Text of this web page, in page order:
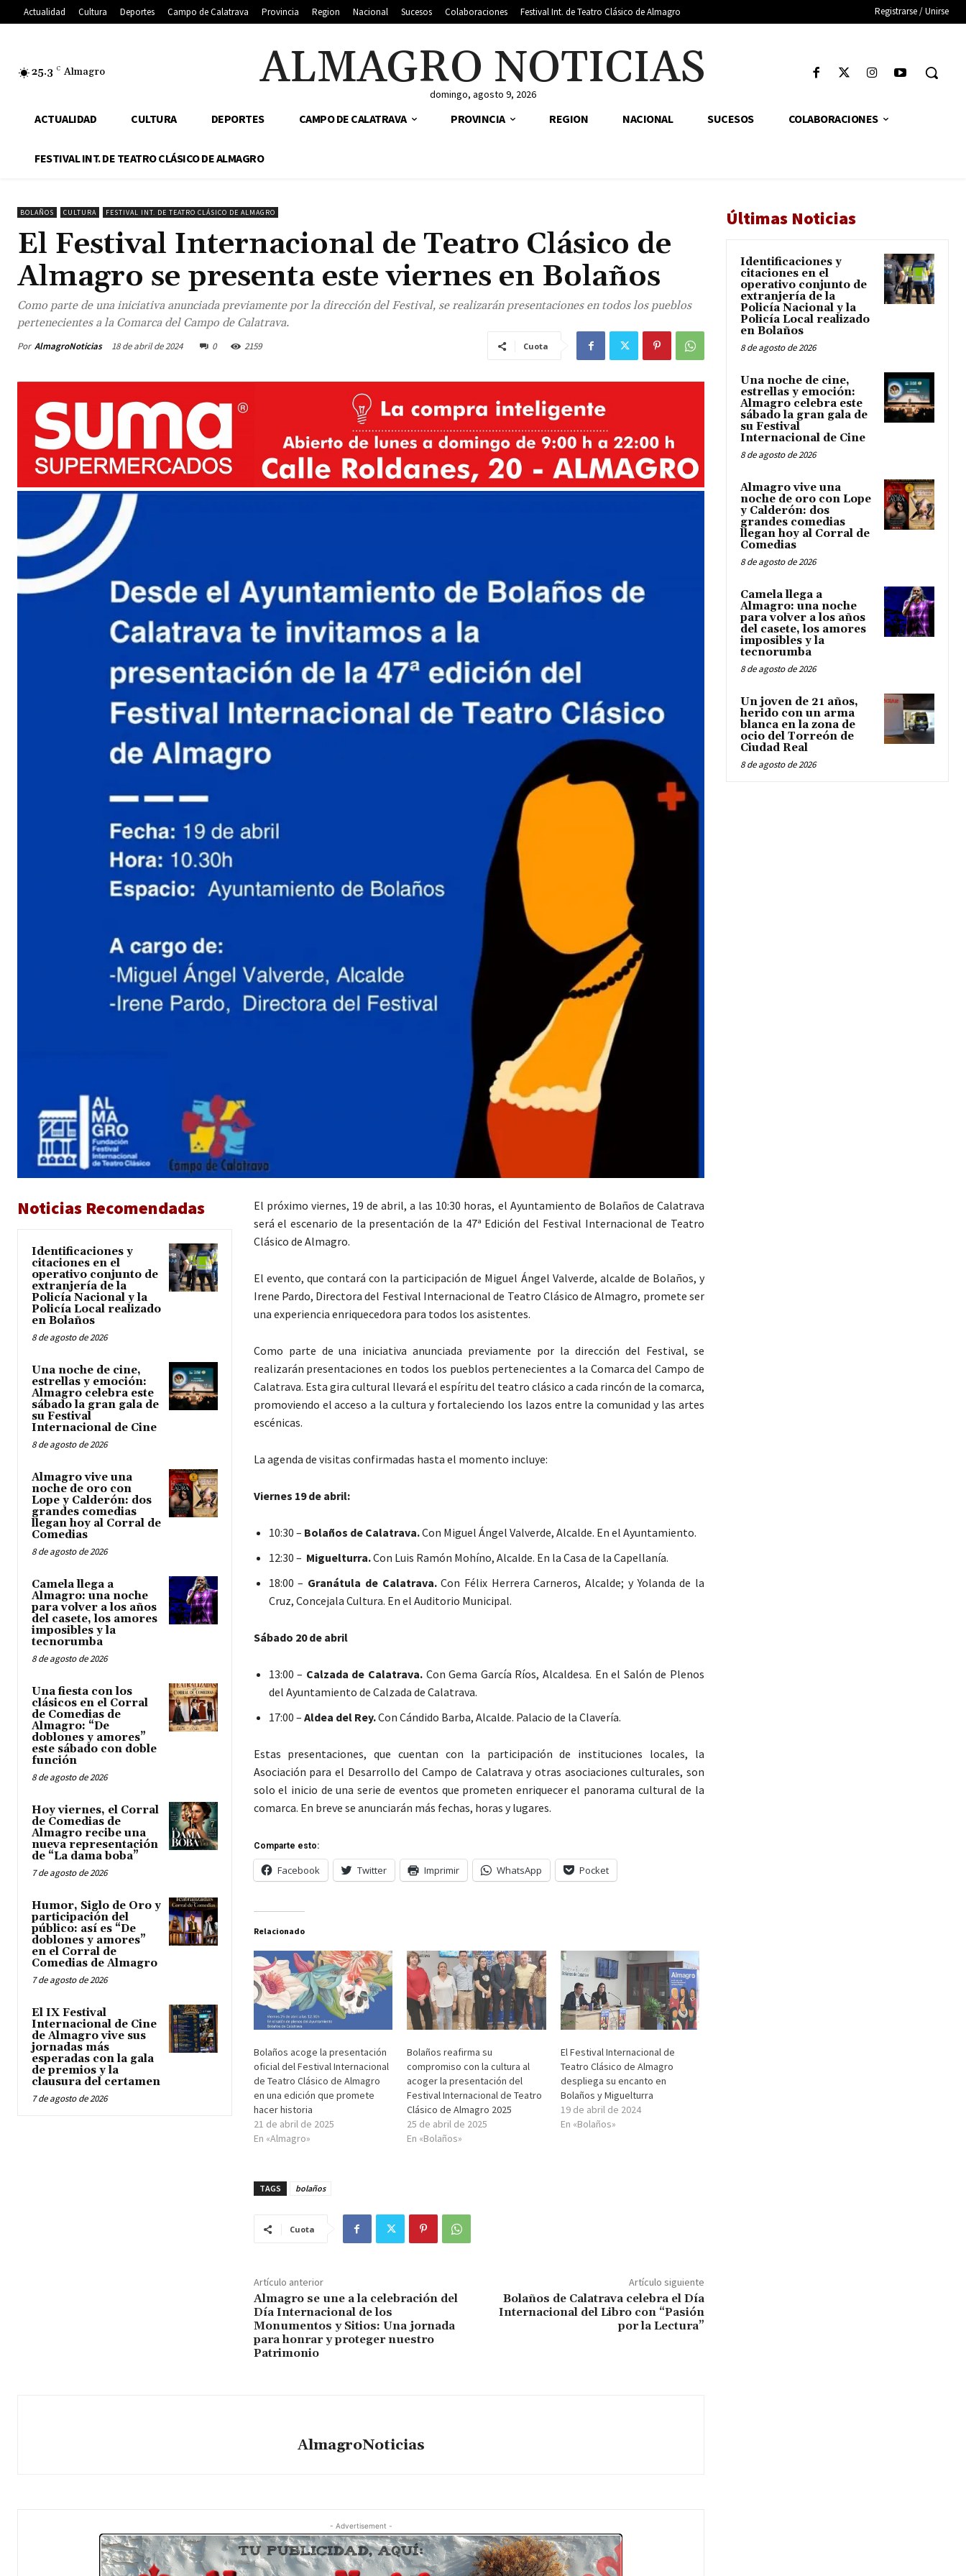
Actualidad Cultura Deportes Campo de Calatrava Provincia Region Nacional Sucesos Colaboraciones Festival Int. de Teatro Clásico de Almagro Registrarse / Unirse
25.3 C Almagro ALMAGRO NOTICIAS
domingo, agosto 9, 2026
ACTUALIDAD CULTURA DEPORTES CAMPO DE CALATRAVA PROVINCIA REGION NACIONAL SUCESOS COLABORACIONES
FESTIVAL INT. DE TEATRO CLÁSICO DE ALMAGRO
BOLAÑOS CULTURA FESTIVAL INT. DE TEATRO CLÁSICO DE ALMAGRO
El Festival Internacional de Teatro Clásico de
Almagro se presenta este viernes en Bolaños
Como parte de una iniciativa anunciada previamente por la dirección del Festival, se realizarán presentaciones en todos los pueblos
pertenecientes a la Comarca del Campo de Calatrava.
Por AlmagroNoticias 18 de abril de 2024 0 2159 Cuota
Noticias Recomendadas
Identificaciones y
citaciones en el
operativo conjunto de
extranjería de la
Policía Nacional y la
Policía Local realizado
en Bolaños
8 de agosto de 2026
Una noche de cine,
estrellas y emoción:
Almagro celebra este
sábado la gran gala de
su Festival
Internacional de Cine
8 de agosto de 2026
Almagro vive una
noche de oro con
Lope y Calderón: dos
grandes comedias
llegan hoy al Corral de
Comedias
8 de agosto de 2026
Camela llega a
Almagro: una noche
para volver a los años
del casete, los amores
imposibles y la
tecnorumba
8 de agosto de 2026
Una fiesta con los
clásicos en el Corral
de Comedias de
Almagro: “De
doblones y amores”
este sábado con doble
función
8 de agosto de 2026
Hoy viernes, el Corral
de Comedias de
Almagro recibe una
nueva representación
de “La dama boba”
7 de agosto de 2026
Humor, Siglo de Oro y
participación del
público: así es “De
doblones y amores”
en el Corral de
Comedias de Almagro
7 de agosto de 2026
El IX Festival
Internacional de Cine
de Almagro vive sus
jornadas más
esperadas con la gala
de premios y la
clausura del certamen
7 de agosto de 2026
El próximo viernes, 19 de abril, a las 10:30 horas, el Ayuntamiento de Bolaños de Calatrava
será el escenario de la presentación de la 47ª Edición del Festival Internacional de Teatro
Clásico de Almagro.
El evento, que contará con la participación de Miguel Ángel Valverde, alcalde de Bolaños, y
Irene Pardo, Directora del Festival Internacional de Teatro Clásico de Almagro, promete ser
una experiencia enriquecedora para todos los asistentes.
Como parte de una iniciativa anunciada previamente por la dirección del Festival, se
realizarán presentaciones en todos los pueblos pertenecientes a la Comarca del Campo de
Calatrava. Esta gira cultural llevará el espíritu del teatro clásico a cada rincón de la comarca,
promoviendo el acceso a la cultura y fortaleciendo los lazos entre la comunidad y las artes
escénicas.
La agenda de visitas confirmadas hasta el momento incluye:
Viernes 19 de abril:
10:30 – Bolaños de Calatrava.Con Miguel Ángel Valverde, Alcalde. En el Ayuntamiento.
12:30 – Miguelturra.Con Luis Ramón Mohíno, Alcalde. En la Casa de la Capellanía.
18:00 – Granátula de Calatrava.Con Félix Herrera Carneros, Alcalde; y Yolanda de la
Cruz, Concejala Cultura. En el Auditorio Municipal.
Sábado 20 de abril
13:00 – Calzada de Calatrava. Con Gema García Ríos, Alcaldesa. En el Salón de Plenos
del Ayuntamiento de Calzada de Calatrava.
17:00 – Aldea del Rey.Con Cándido Barba, Alcalde. Palacio de la Clavería.
Estas presentaciones, que cuentan con la participación de instituciones locales, la
Asociación para el Desarrollo del Campo de Calatrava y otras asociaciones culturales, son
solo el inicio de una serie de eventos que prometen enriquecer el panorama cultural de la
comarca. En breve se anunciarán más fechas, horas y lugares.
Comparte esto:
Facebook Twitter Imprimir WhatsApp Pocket
Relacionado
Bolaños acoge la presentación
oficial del Festival Internacional
de Teatro Clásico de Almagro
en una edición que promete
hacer historia
21 de abril de 2025
En «Almagro»
Bolaños reafirma su
compromiso con la cultura al
acoger la presentación del
Festival Internacional de Teatro
Clásico de Almagro 2025
25 de abril de 2025
En «Bolaños»
El Festival Internacional de
Teatro Clásico de Almagro
despliega su encanto en
Bolaños y Miguelturra
19 de abril de 2024
En «Bolaños»
TAGS bolaños
Cuota
Artículo anterior
Almagro se une a la celebración del
Día Internacional de los
Monumentos y Sitios: Una jornada
para honrar y proteger nuestro
Patrimonio
Artículo siguiente
Bolaños de Calatrava celebra el Día
Internacional del Libro con “Pasión
por la Lectura”
AlmagroNoticias
- Advertisement -
Últimas Noticias
Identificaciones y
citaciones en el
operativo conjunto de
extranjería de la
Policía Nacional y la
Policía Local realizado
en Bolaños
8 de agosto de 2026
Una noche de cine,
estrellas y emoción:
Almagro celebra este
sábado la gran gala de
su Festival
Internacional de Cine
8 de agosto de 2026
Almagro vive una
noche de oro con Lope
y Calderón: dos
grandes comedias
llegan hoy al Corral de
Comedias
8 de agosto de 2026
Camela llega a
Almagro: una noche
para volver a los años
del casete, los amores
imposibles y la
tecnorumba
8 de agosto de 2026
Un joven de 21 años,
herido con un arma
blanca en la zona de
ocio del Torreón de
Ciudad Real
8 de agosto de 2026